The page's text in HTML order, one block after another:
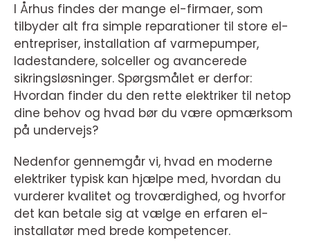
I Århus findes der mange el-firmaer, som
tilbyder alt fra simple reparationer til store el-
entrepriser, installation af varmepumper,
ladestandere, solceller og avancerede
sikringsløsninger. Spørgsmålet er derfor:
Hvordan finder du den rette elektriker til netop
dine behov og hvad bør du være opmærksom
på undervejs?
Nedenfor gennemgår vi, hvad en moderne
elektriker typisk kan hjælpe med, hvordan du
vurderer kvalitet og troværdighed, og hvorfor
det kan betale sig at vælge en erfaren el-
installatør med brede kompetencer.